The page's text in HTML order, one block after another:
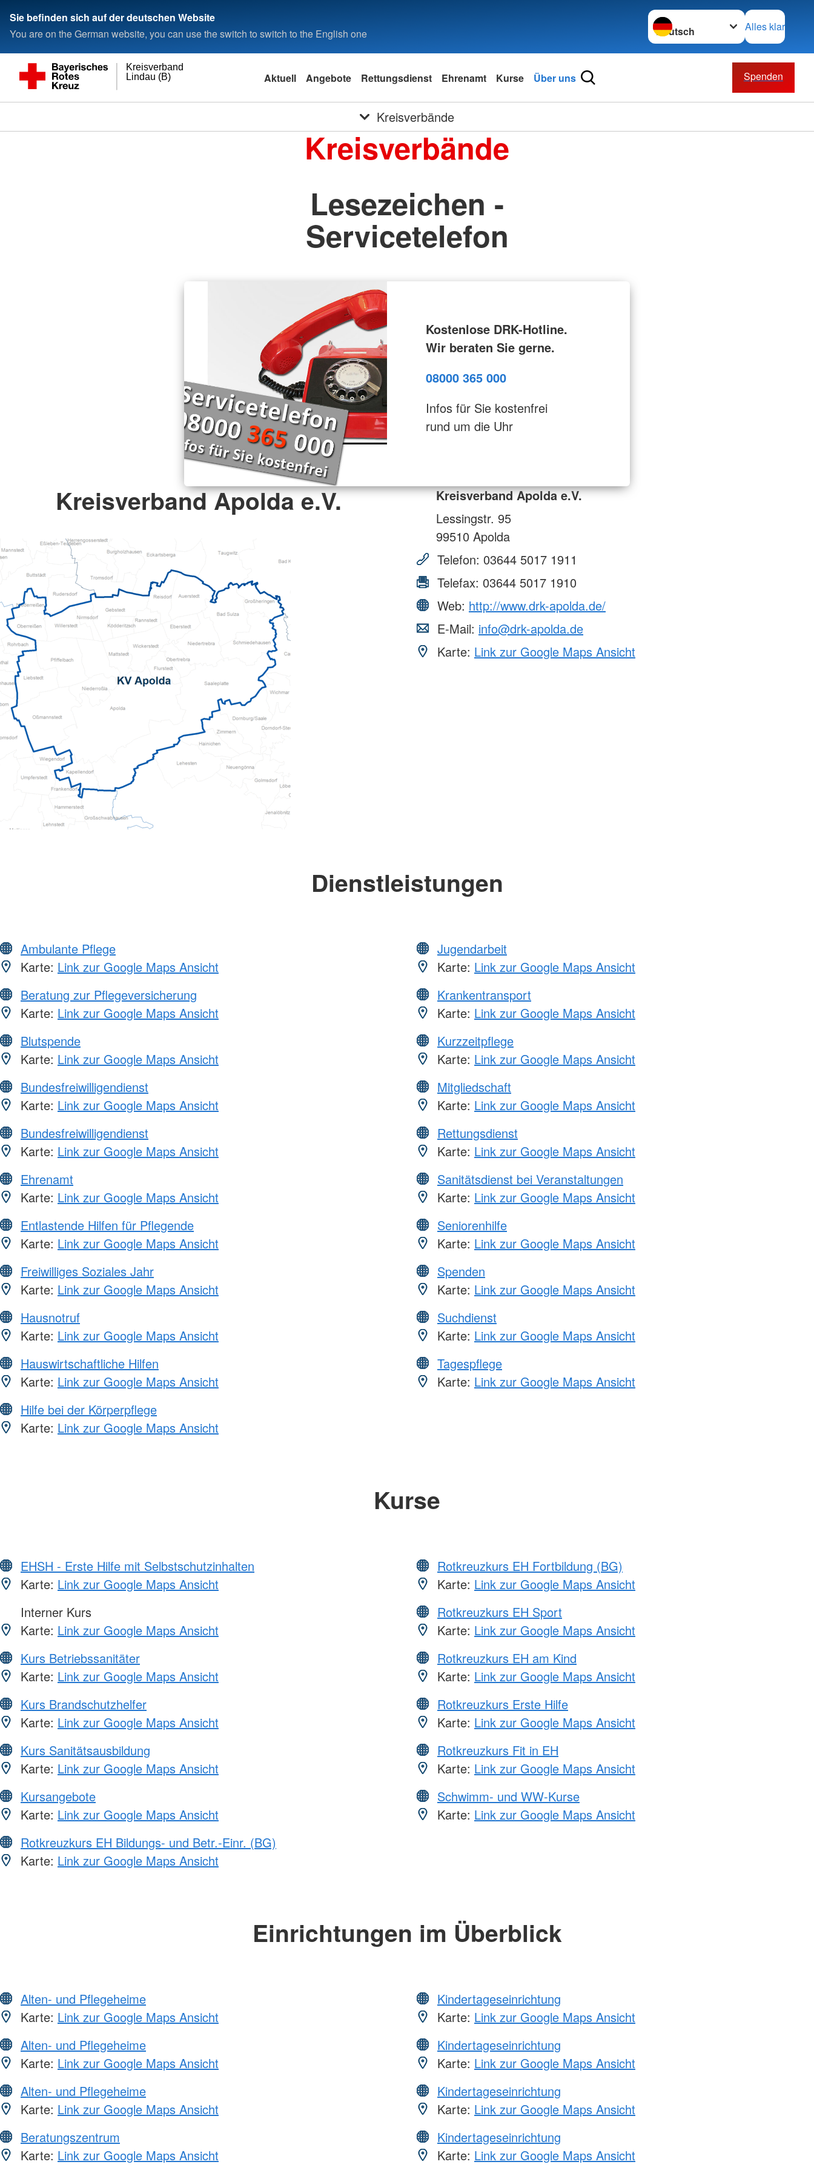
Sie befinden sich auf der deutschen Website
You are on the German website, you can use the switch to switch to the English one
Sprache wechseln zu
Alles klar
Lindau (B)
Kreisverband
Aktuell Angebote Rettungsdienst Ehrenamt Kurse Über uns Spenden
Kreisverbände
Kreisverbände
Lesezeichen -
Servicetelefon
Kostenlose DRK-Hotline.
Wir beraten Sie gerne.
08000 365 000
Infos für Sie kostenfrei
rund um die Uhr
Kreisverband Apolda e.V.
Kreisverband Apolda e.V.
Lessingstr. 95
99510 Apolda
Telefon: 03644 5017 1911
Telefax: 03644 5017 1910
Web: http://www.drk-apolda.de/
E-Mail: info@drk-apolda.de
Karte: Link zur Google Maps Ansicht
Dienstleistungen
Ambulante Pflege
Karte: Link zur Google Maps Ansicht
Beratung zur Pflegeversicherung
Karte: Link zur Google Maps Ansicht
Blutspende
Karte: Link zur Google Maps Ansicht
Bundesfreiwilligendienst
Karte: Link zur Google Maps Ansicht
Bundesfreiwilligendienst
Karte: Link zur Google Maps Ansicht
Ehrenamt
Karte: Link zur Google Maps Ansicht
Entlastende Hilfen für Pflegende
Karte: Link zur Google Maps Ansicht
Freiwilliges Soziales Jahr
Karte: Link zur Google Maps Ansicht
Hausnotruf
Karte: Link zur Google Maps Ansicht
Hauswirtschaftliche Hilfen
Karte: Link zur Google Maps Ansicht
Hilfe bei der Körperpflege
Karte: Link zur Google Maps Ansicht
Jugendarbeit
Karte: Link zur Google Maps Ansicht
Krankentransport
Karte: Link zur Google Maps Ansicht
Kurzzeitpflege
Karte: Link zur Google Maps Ansicht
Mitgliedschaft
Karte: Link zur Google Maps Ansicht
Rettungsdienst
Karte: Link zur Google Maps Ansicht
Sanitätsdienst bei Veranstaltungen
Karte: Link zur Google Maps Ansicht
Seniorenhilfe
Karte: Link zur Google Maps Ansicht
Spenden
Karte: Link zur Google Maps Ansicht
Suchdienst
Karte: Link zur Google Maps Ansicht
Tagespflege
Karte: Link zur Google Maps Ansicht
Kurse
EHSH - Erste Hilfe mit Selbstschutzinhalten
Karte: Link zur Google Maps Ansicht
Interner Kurs
Karte: Link zur Google Maps Ansicht
Kurs Betriebssanitäter
Karte: Link zur Google Maps Ansicht
Kurs Brandschutzhelfer
Karte: Link zur Google Maps Ansicht
Kurs Sanitätsausbildung
Karte: Link zur Google Maps Ansicht
Kursangebote
Karte: Link zur Google Maps Ansicht
Rotkreuzkurs EH Bildungs- und Betr.-Einr. (BG)
Karte: Link zur Google Maps Ansicht
Rotkreuzkurs EH Fortbildung (BG)
Karte: Link zur Google Maps Ansicht
Rotkreuzkurs EH Sport
Karte: Link zur Google Maps Ansicht
Rotkreuzkurs EH am Kind
Karte: Link zur Google Maps Ansicht
Rotkreuzkurs Erste Hilfe
Karte: Link zur Google Maps Ansicht
Rotkreuzkurs Fit in EH
Karte: Link zur Google Maps Ansicht
Schwimm- und WW-Kurse
Karte: Link zur Google Maps Ansicht
Einrichtungen im Überblick
Alten- und Pflegeheime
Karte: Link zur Google Maps Ansicht
Alten- und Pflegeheime
Karte: Link zur Google Maps Ansicht
Alten- und Pflegeheime
Karte: Link zur Google Maps Ansicht
Beratungszentrum
Karte: Link zur Google Maps Ansicht
Kindertageseinrichtung
Karte: Link zur Google Maps Ansicht
Kindertageseinrichtung
Karte: Link zur Google Maps Ansicht
Kindertageseinrichtung
Karte: Link zur Google Maps Ansicht
Kindertageseinrichtung
Karte: Link zur Google Maps Ansicht